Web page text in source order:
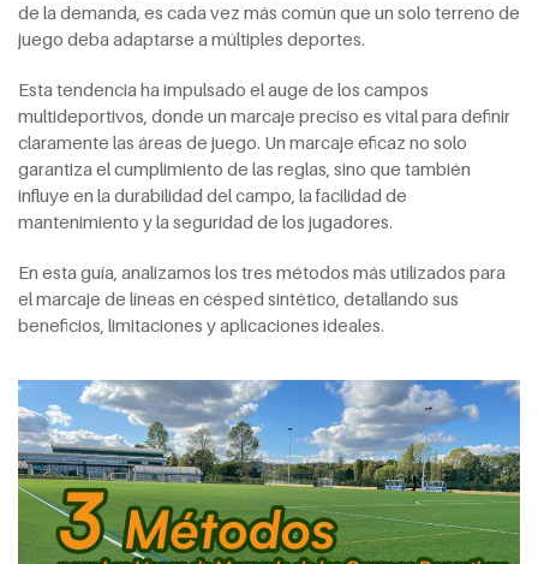
de la demanda, es cada vez más común que un solo terreno de
juego deba adaptarse a múltiples deportes.
Esta tendencia ha impulsado el auge de los campos
multideportivos, donde un marcaje preciso es vital para definir
claramente las áreas de juego. Un marcaje eficaz no solo
garantiza el cumplimiento de las reglas, sino que también
influye en la durabilidad del campo, la facilidad de
mantenimiento y la seguridad de los jugadores.
En esta guía, analizamos los tres métodos más utilizados para
el marcaje de líneas en césped sintético, detallando sus
beneficios, limitaciones y aplicaciones ideales.